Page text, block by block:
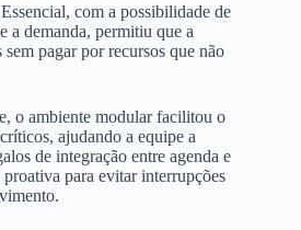
com a possibilidade de
a demanda, permitiu que a
pagar por recursos que não
o ambiente modular facilitou o
ajudando a equipe a
de integração entre agenda e
para evitar interrupções